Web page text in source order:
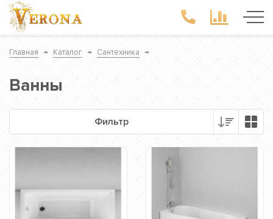
Главная → Каталог → Сантехника →
Ванны
Фильтр